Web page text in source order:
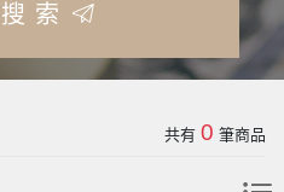
索
共有 0 筆商品